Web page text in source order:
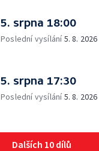
5. srpna 18:00
Poslední vysílání5. 8. 2026
5. srpna 17:30
Poslední vysílání5. 8. 2026
Dalších 10 dílů